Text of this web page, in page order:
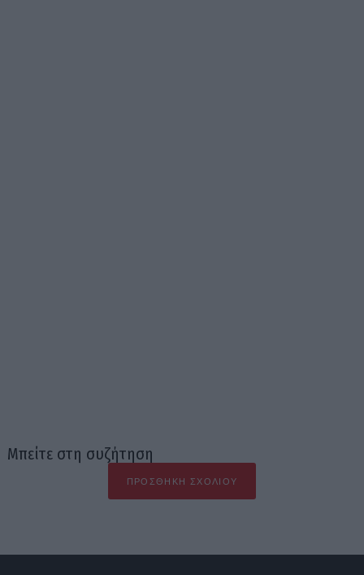
Μπείτε στη συζήτηση
ΠΡΟΣΘΉΚΗ ΣΧΟΛΊΟΥ